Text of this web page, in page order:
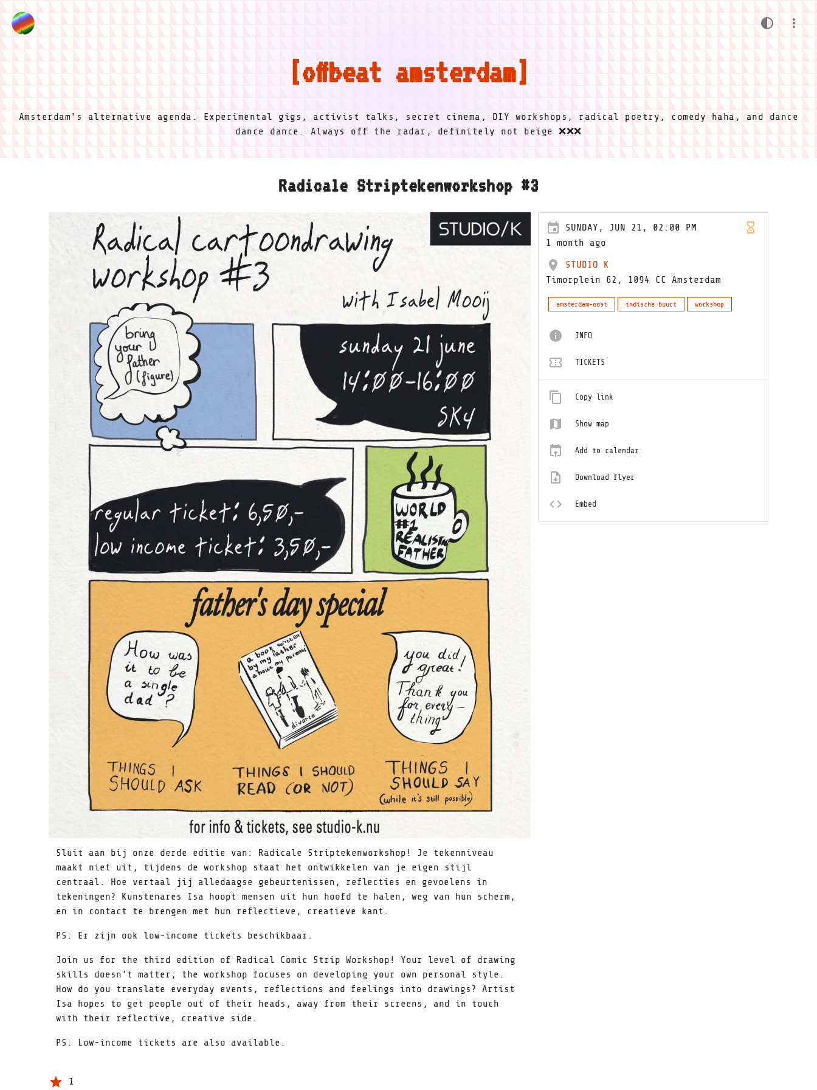
offbeat amsterdam
Amsterdam's alternative agenda. Experimental gigs, activist talks, secret cinema, DIY workshops, radical poetry, comedy haha, and dance
dance dance. Always off the radar, definitely not beige ❌❌❌
Radicale Striptekenworkshop #3
Sluit aan bij onze derde editie van: Radicale Striptekenworkshop! Je tekenniveau
maakt niet uit, tijdens de workshop staat het ontwikkelen van je eigen stijl
centraal. Hoe vertaal jij alledaagse gebeurtenissen, reflecties en gevoelens in
tekeningen? Kunstenares Isa hoopt mensen uit hun hoofd te halen, weg van hun scherm,
en in contact te brengen met hun reflectieve, creatieve kant.
PS: Er zijn ook low-income tickets beschikbaar.
Join us for the third edition of Radical Comic Strip Workshop! Your level of drawing
skills doesn’t matter; the workshop focuses on developing your own personal style.
How do you translate everyday events, reflections and feelings into drawings? Artist
Isa hopes to get people out of their heads, away from their screens, and in touch
with their reflective, creative side.
PS: Low-income tickets are also available.
SUNDAY, JUN 21, 02:00 PM
1 month ago
STUDIO K
Timorplein 62, 1094 CC Amsterdam
amsterdam-oost indische buurt workshop
INFO
TICKETS
Copy link
Show map
Add to calendar
Download flyer
Embed
1